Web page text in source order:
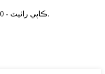
© ڪاپي رائيٽ - 2010-2025: سڀ حق محفوظ آهن.